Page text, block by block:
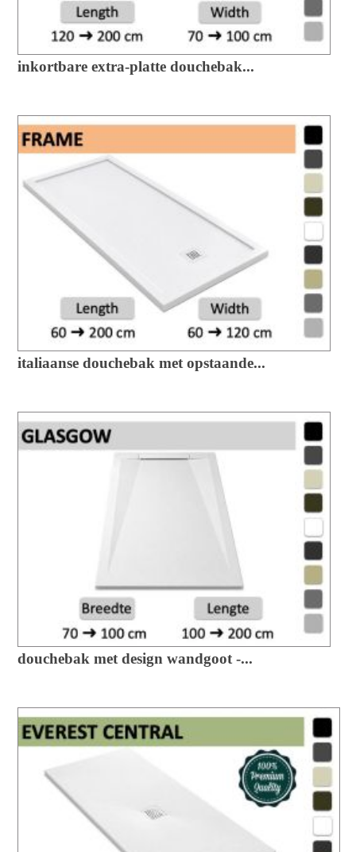
inkortbare extra-platte douchebak...
italiaanse douchebak met opstaande...
douchebak met design wandgoot -...